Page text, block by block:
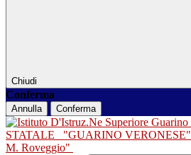
Chiudi
Conferma
Annulla Conferma
STATALE
"GUARINO VERONESE"
M. Roveggio"